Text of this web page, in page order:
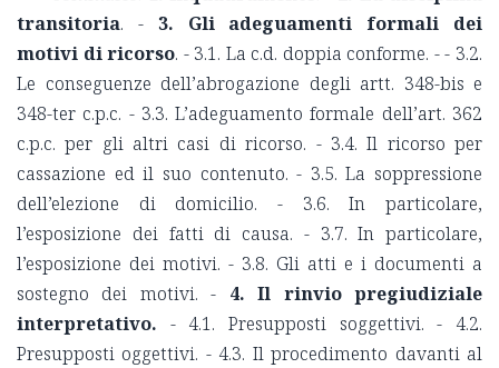
transitoria. - 3. Gli adeguamenti formali dei
motivi di ricorso. - 3.1. La c.d. doppia conforme. - - 3.2.
Le conseguenze dell’abrogazione degli artt. 348-bis e
348-ter c.p.c. - 3.3. L’adeguamento formale dell’art. 362
c.p.c. per gli altri casi di ricorso. - 3.4. Il ricorso per
cassazione ed il suo contenuto. - 3.5. La soppressione
dell’elezione di domicilio. - 3.6. In particolare,
l’esposizione dei fatti di causa. - 3.7. In particolare,
l’esposizione dei motivi. - 3.8. Gli atti e i documenti a
sostegno dei motivi. - 4. Il rinvio pregiudiziale
interpretativo. - 4.1. Presupposti soggettivi. - 4.2.
Presupposti oggettivi. - 4.3. Il procedimento davanti al